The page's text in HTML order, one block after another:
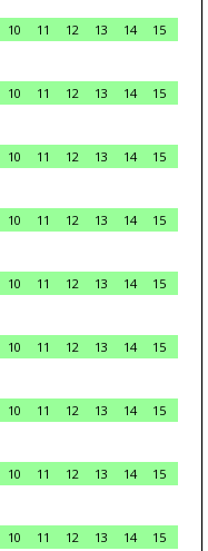
10 11 12 13 14
15
10 11 12 13 14
15
10 11 12 13 14
15
10 11 12 13 14
15
10 11 12 13 14
15
10 11 12 13 14
15
10 11 12 13 14
15
10 11 12 13 14
15
10 11 12 13 14
15